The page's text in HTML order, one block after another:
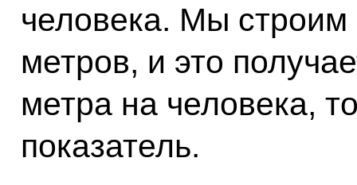
человека. Мы строим
метров, и это
метра на человека,
показатель.